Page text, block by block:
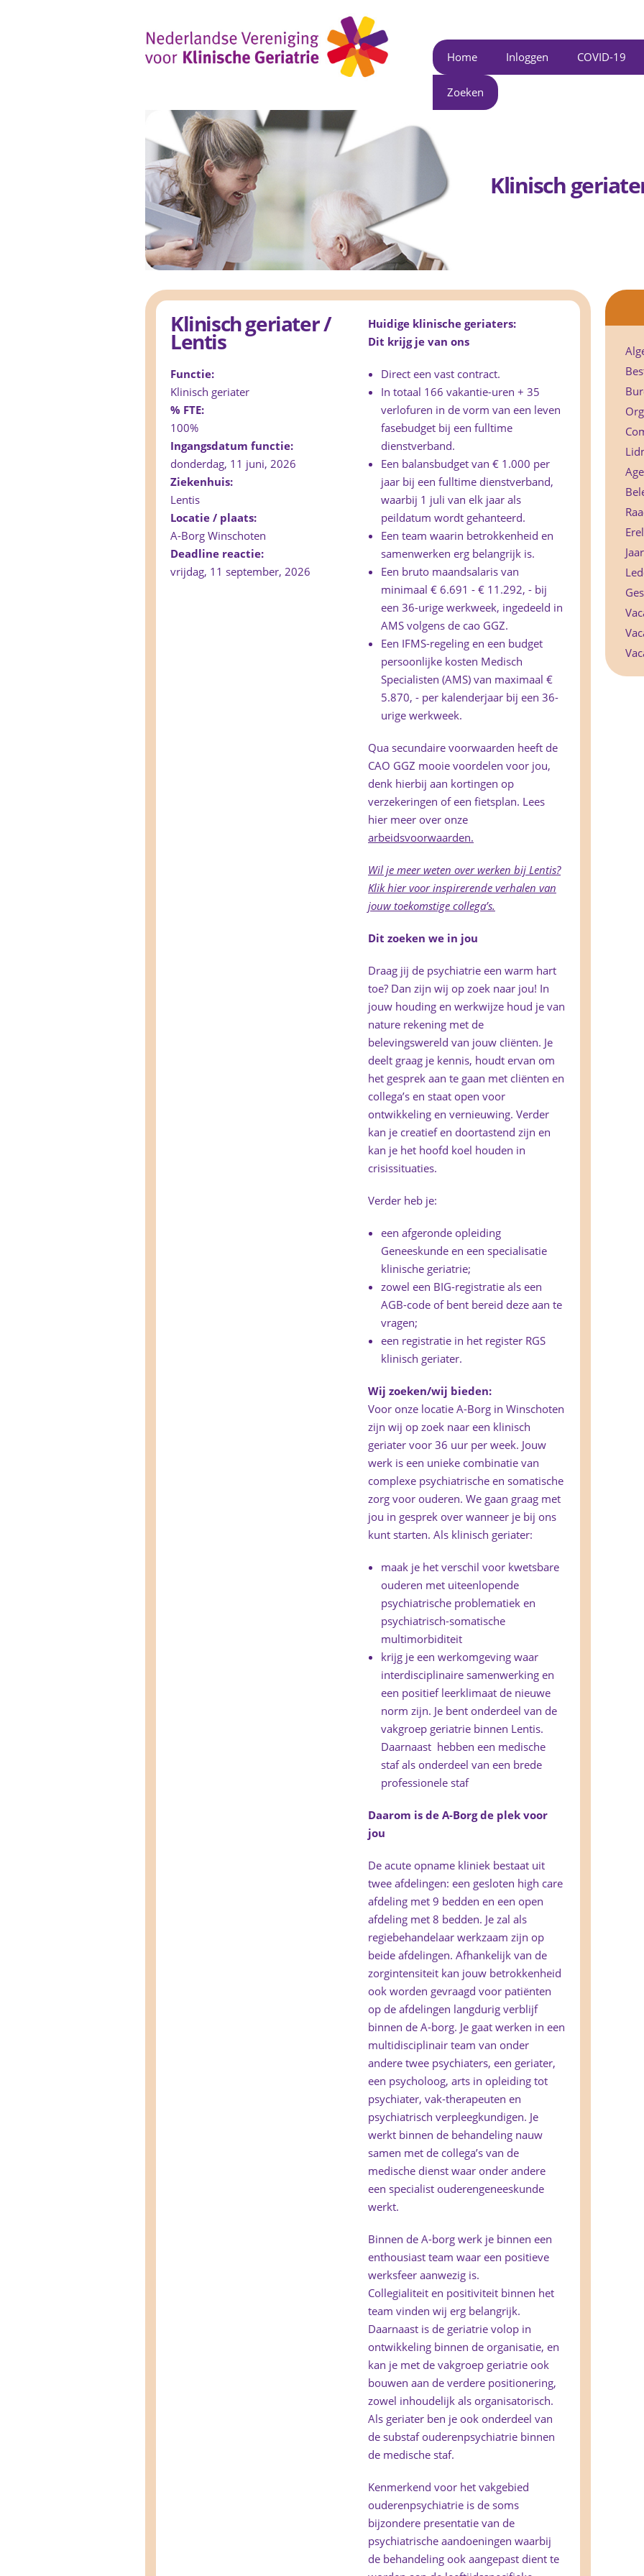
Home Inloggen COVID-19
Zoeken
Klinisch
Klinisch geriater /
Lentis
Functie:
Klinisch geriater
% FTE:
100%
Ingangsdatum functie:
donderdag, 11 juni, 2026
Ziekenhuis:
Lentis
Locatie / plaats:
A-Borg Winschoten
Deadline reactie:
vrijdag, 11 september, 2026
Huidige klinische geriaters:
Dit krijg je van ons
Direct een vast contract.
In totaal 166 vakantie-uren + 35
verlofuren in de vorm van een leven
fasebudget bij een fulltime
dienstverband.
Een balansbudget van € 1.000 per
jaar bij een fulltime dienstverband,
waarbij 1 juli van elk jaar als
peildatum wordt gehanteerd.
Een team waarin betrokkenheid en
samenwerken erg belangrijk is.
Een bruto maandsalaris van
minimaal € 6.691 - € 11.292, - bij
een 36-urige werkweek, ingedeeld in
AMS volgens de cao GGZ.
Een IFMS-regeling en een budget
persoonlijke kosten Medisch
Specialisten (AMS) van maximaal €
5.870, - per kalenderjaar bij een 36-
urige werkweek.
Qua secundaire voorwaarden heeft de
CAO GGZ mooie voordelen voor jou,
denk hierbij aan kortingen op
verzekeringen of een fietsplan. Lees
hier meer over onze
arbeidsvoorwaarden.
Wil je meer weten over werken bij Lentis?
Klik hier voor inspirerende verhalen van
jouw toekomstige collega’s.
Dit zoeken we in jou
Draag jij de psychiatrie een warm hart
toe? Dan zijn wij op zoek naar jou! In
jouw houding en werkwijze houd je van
nature rekening met de
belevingswereld van jouw cliënten. Je
deelt graag je kennis, houdt ervan om
het gesprek aan te gaan met cliënten en
collega’s en staat open voor
ontwikkeling en vernieuwing. Verder
kan je creatief en doortastend zijn en
kan je het hoofd koel houden in
crisissituaties.
Verder heb je:
een afgeronde opleiding
Geneeskunde en een specialisatie
klinische geriatrie;
zowel een BIG-registratie als een
AGB-code of bent bereid deze aan te
vragen;
een registratie in het register RGS
klinisch geriater.
Wij zoeken/wij bieden:
Voor onze locatie A-Borg in Winschoten
zijn wij op zoek naar een klinisch
geriater voor 36 uur per week. Jouw
werk is een unieke combinatie van
complexe psychiatrische en somatische
zorg voor ouderen. We gaan graag met
jou in gesprek over wanneer je bij ons
kunt starten. Als klinisch geriater:
maak je het verschil voor kwetsbare
ouderen met uiteenlopende
psychiatrische problematiek en
psychiatrisch-somatische
multimorbiditeit
krijg je een werkomgeving waar
interdisciplinaire samenwerking en
een positief leerklimaat de nieuwe
norm zijn. Je bent onderdeel van de
vakgroep geriatrie binnen Lentis.
Daarnaast hebben een medische
staf als onderdeel van een brede
professionele staf
Daarom is de A-Borg de plek voor
jou
De acute opname kliniek bestaat uit
twee afdelingen: een gesloten high care
afdeling met 9 bedden en een open
afdeling met 8 bedden. Je zal als
regiebehandelaar werkzaam zijn op
beide afdelingen. Afhankelijk van de
zorgintensiteit kan jouw betrokkenheid
ook worden gevraagd voor patiënten
op de afdelingen langdurig verblijf
binnen de A-borg. Je gaat werken in een
multidisciplinair team van onder
andere twee psychiaters, een geriater,
een psycholoog, arts in opleiding tot
psychiater, vak-therapeuten en
psychiatrisch verpleegkundigen. Je
werkt binnen de behandeling nauw
samen met de collega’s van de
medische dienst waar onder andere
een specialist ouderengeneeskunde
werkt.
Binnen de A-borg werk je binnen een
enthousiast team waar een positieve
werksfeer aanwezig is.
Collegialiteit en positiviteit binnen het
team vinden wij erg belangrijk.
Daarnaast is de geriatrie volop in
ontwikkeling binnen de organisatie, en
kan je met de vakgroep geriatrie ook
bouwen aan de verdere positionering,
zowel inhoudelijk als organisatorisch.
Als geriater ben je ook onderdeel van
de substaf ouderenpsychiatrie binnen
de medische staf.
Kenmerkend voor het vakgebied
ouderenpsychiatrie is de soms
bijzondere presentatie van de
psychiatrische aandoeningen waarbij
de behandeling ook aangepast dient te